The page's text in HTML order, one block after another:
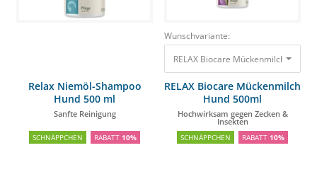
Relax Niemöl-Shampoo
Hund 500 ml
Sanfte Reinigung
SCHNÄPPCHEN RABATT 10%
Wunschvariante:
RELAX Biocare Mückenmilch
Hund 500ml
Hochwirksam gegen Zecken &
Insekten
SCHNÄPPCHEN RABATT 10%